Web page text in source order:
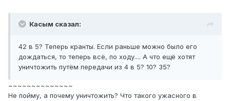
Касым сказал:
42 в 5? Теперь кранты. Если раньше можно было его
дождаться, то теперь всё, по ходу.... А что ещё хотят
уничтожить путём передачи из 4 в 5? 10? 35?
~~~~~~~~~~~~~~
Не пойму, а почему уничтожить? Что такого ужасного в